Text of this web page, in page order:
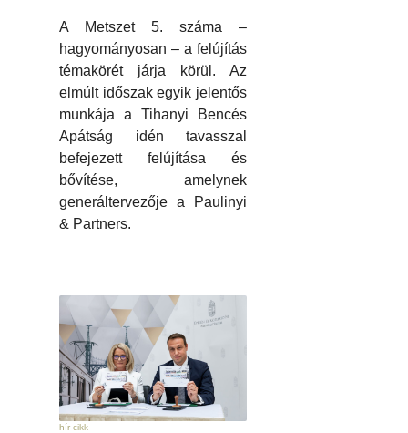
A Metszet 5. száma –
hagyományosan – a felújítás
témakörét járja körül. Az
elmúlt időszak egyik jelentős
munkája a Tihanyi Bencés
Apátság idén tavasszal
befejezett felújítása és
bővítése, amelynek
generáltervezője a Paulinyi
& Partners.
hír cikk